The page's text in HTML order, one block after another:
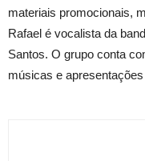
materiais promocionais,
Rafael é vocalista da
Santos. O grupo conta
músicas e